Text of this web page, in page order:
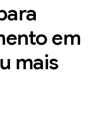
em
mais